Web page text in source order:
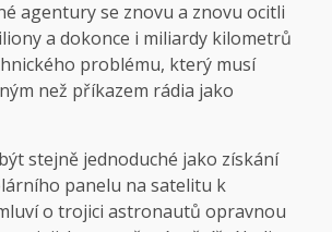
agentury se znovu a znovu ocitli
a dokonce i miliardy kilometrů
problému, který musí
než příkazem rádia jako
stejně jednoduché jako získání
panelu na satelitu k
o trojici astronautů opravnou